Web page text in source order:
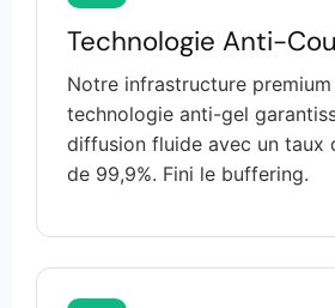
Technologie Anti-
Notre infrastructure
technologie anti-gel
diffusion fluide avec un taux
de 99,9%. Fini le buffering.